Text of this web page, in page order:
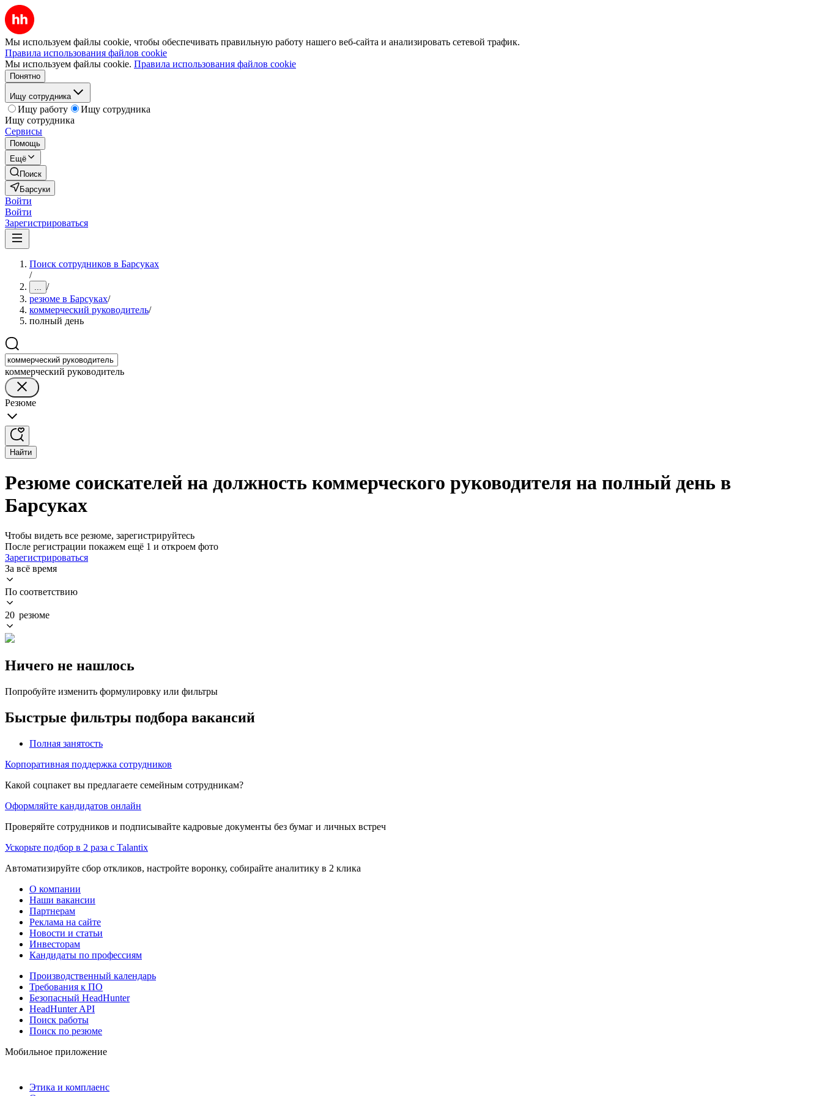
Мы используем файлы cookie, чтобы обеспечивать правильную работу нашего веб-сайта и анализировать сетевой трафик.
Правила использования файлов cookie
Мы используем файлы cookie. Правила использования файлов cookie
Понятно
Ищу сотрудника
Ищу работу
Ищу сотрудника
Ищу сотрудника
Сервисы
Помощь
Ещё
Поиск
Барсуки
Войти
Войти
Зарегистрироваться
Поиск сотрудников в Барсуках
/
... /
резюме в Барсуках/
коммерческий руководитель/
полный день
коммерческий руководитель
Резюме
Найти
Резюме соискателей на должность коммерческого руководителя на полный день в
Барсуках
Чтобы видеть все резюме, зарегистрируйтесь
После регистрации покажем ещё 1 и откроем фото
Зарегистрироваться
За всё время
По соответствию
20 резюме
Ничего не нашлось
Попробуйте изменить формулировку или фильтры
Быстрые фильтры подбора вакансий
Полная занятость
Корпоративная поддержка сотрудников
Какой соцпакет вы предлагаете семейным сотрудникам?
Оформляйте кандидатов онлайн
Проверяйте сотрудников и подписывайте кадровые документы без бумаг и личных встреч
Ускорьте подбор в 2 раза с Talantix
Автоматизируйте сбор откликов, настройте воронку, собирайте аналитику в 2 клика
О компании
Наши вакансии
Партнерам
Реклама на сайте
Новости и статьи
Инвесторам
Кандидаты по профессиям
Производственный календарь
Требования к ПО
Безопасный HeadHunter
HeadHunter API
Поиск работы
Поиск по резюме
Мобильное приложение
Этика и комплаенс